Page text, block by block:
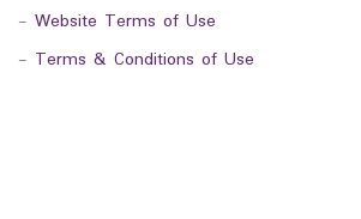
- Website Terms of Use
- Terms & Conditions of Use